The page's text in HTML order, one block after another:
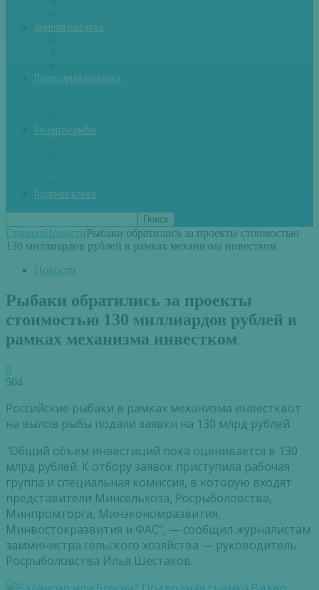
Зимняя рыбалка
Подводная рыбалка
Рецепты рыбы
Прогноз клева
ГлавнаяНовостиРыбаки обратились за проекты стоимостью
130 миллиардов рублей в рамках механизма инвестком
Новости
Рыбаки обратились за проекты
стоимостью 130 миллиардов рублей в
рамках механизма инвестком
0
504
Российские рыбаки в рамках механизма инвестквот
на вылов рыбы подали заявки на 130 млрд рублей.
"Общий объем инвестиций пока оценивается в 130
млрд рублей. К отбору заявок приступила рабочая
группа и специальная комиссия, в которую входят
представители Минсельхоза, Росрыболовства,
Минпромторга, Минэкономразвития,
Минвостокразвития и ФАС", — сообщил журналистам
замминистра сельского хозяйства — руководитель
Росрыболовства Илья Шестаков.